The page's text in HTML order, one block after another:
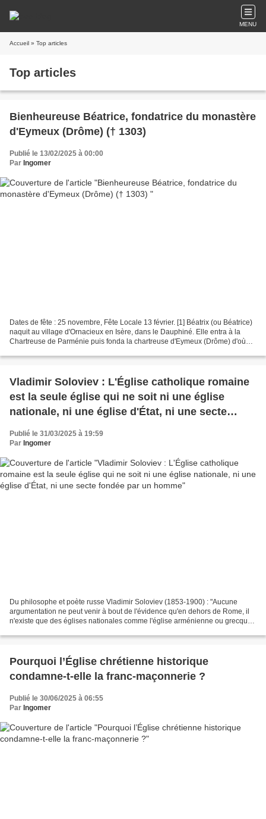
MENU
Accueil » Top articles
Top articles
Bienheureuse Béatrice, fondatrice du monastère
d'Eymeux (Drôme) († 1303)
Publié le 13/02/2025 à 00:00
Par Ingomer
Dates de fête : 25 novembre, Fête Locale 13 février. [1] Béatrix (ou Béatrice)
naquit au village d'Ornacieux en Isère, dans le Dauphiné. Elle entra à la
Chartreuse de Parménie puis fonda la chartreuse d'Eymeux (Drôme) d'où
Vladimir Soloviev : L'Église catholique romaine
est la seule église qui ne soit ni une église
nationale, ni une église d'État, ni une secte
Publié le 31/03/2025 à 19:59
Par Ingomer
Du philosophe et poète russe Vladimir Soloviev (1853-1900) : "Aucune
argumentation ne peut venir à bout de l'évidence qu'en dehors de Rome, il
n'existe que des églises nationales comme l'église arménienne ou grecque,
Pourquoi l’Église chrétienne historique
condamne-t-elle la franc-maçonnerie ?
Publié le 30/06/2025 à 06:55
Par Ingomer